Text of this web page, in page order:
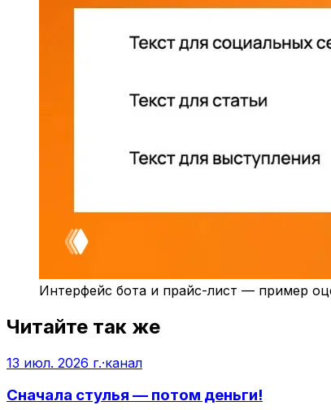
Интерфейс бота и прайс-лист — пример
Читайте так же
13 июл. 2026 г.·канал
Сначала стулья — потом деньги!